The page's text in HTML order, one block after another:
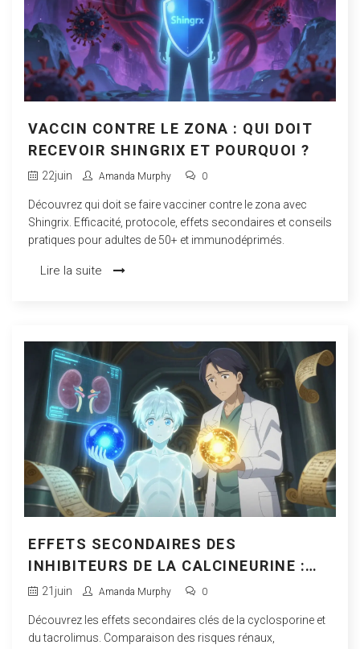
VACCIN CONTRE LE ZONA : QUI DOIT
RECEVOIR SHINGRIX ET POURQUOI ?
22juin Amanda Murphy 0
Découvrez qui doit se faire vacciner contre le zona avec
Shingrix. Efficacité, protocole, effets secondaires et conseils
pratiques pour adultes de 50+ et immunodéprimés.
Lire la suite
EFFETS SECONDAIRES DES
INHIBITEURS DE LA CALCINEURINE :
CYCLOSPORINE ET TACROLIMUS
21 juin Amanda Murphy 0
Découvrez les effets secondaires clés de la cyclosporine et
du tacrolimus. Comparaison des risques rénaux,